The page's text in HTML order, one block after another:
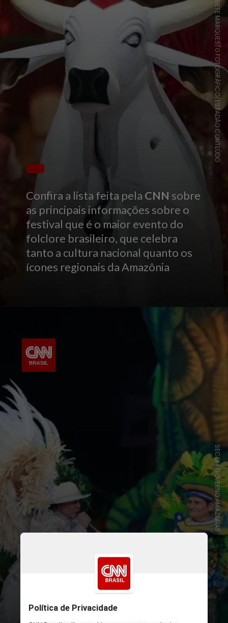
Confira a lista feita pela CNN sobre
as principais informações sobre o
festival que é o maior evento do
folclore brasileiro, que celebra
tanto a cultura nacional quanto os
ícones regionais da Amazônia
BETE MARQUES/O FOTOGRÁFICO/ESTADÃO CONTEÚDO
SECOM GOVERNO AMAZONAS